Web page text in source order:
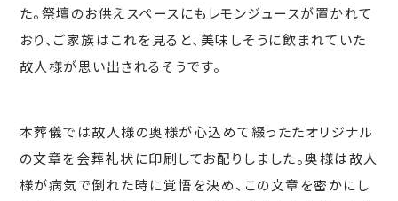
た。祭壇のお供えスペースにもレモンジュースが置かれて
おり、ご家族はこれを見ると、美味しそうに飲まれていた
故人様が思い出されるそうです。
本葬儀では故人様の奥様が心込めて綴ったたオリジナル
の文章を会葬礼状に印刷してお配りしました。奥様は故人
様が病気で倒れた時に覚悟を決め、この文章を密かにし